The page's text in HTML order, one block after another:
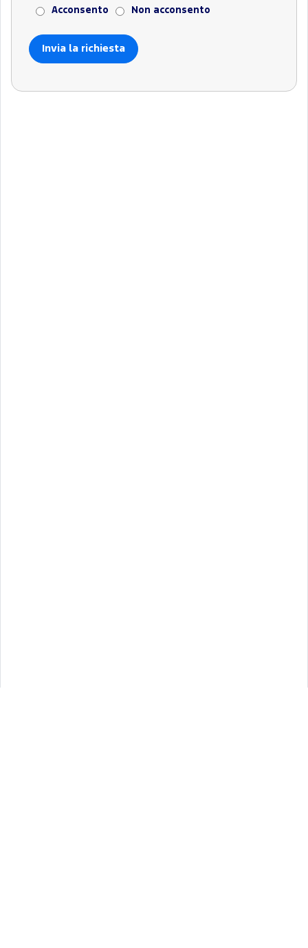
Acconsento Non acconsento